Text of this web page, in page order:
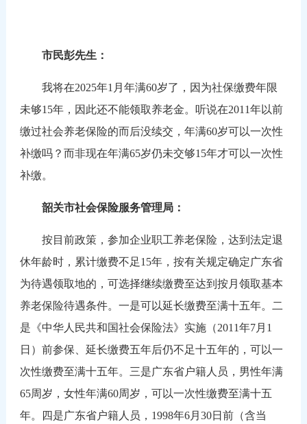
市民彭先生：
我将在2025年1月年满60岁了，因为社保缴费年限
未够15年，因此还不能领取养老金。听说在2011年以前
缴过社会养老保险的而后没续交，年满60岁可以一次性
补缴吗？而非现在年满65岁仍未交够15年才可以一次性
补缴。
韶关市社会保险服务管理局：
按目前政策，参加企业职工养老保险，达到法定退
休年龄时，累计缴费不足15年，按有关规定确定广东省
为待遇领取地的，可选择继续缴费至达到按月领取基本
养老保险待遇条件。一是可以延长缴费至满十五年。二
是《中华人民共和国社会保险法》实施（2011年7月1
日）前参保、延长缴费五年后仍不足十五年的，可以一
次性缴费至满十五年。三是广东省户籍人员，男性年满
65周岁，女性年满60周岁，可以一次性缴费至满十五
年。四是广东省户籍人员，1998年6月30日前（含当